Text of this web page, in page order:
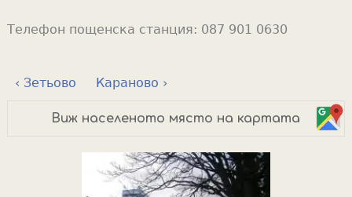
Телефон пощенска станция: 087 901 0630
‹ Зетьово Караново ›
Виж населеното място на картата